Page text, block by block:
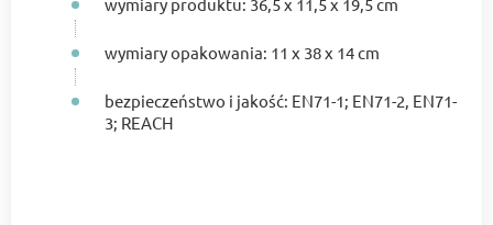
wymiary produktu: 36,5 x 11,5 x 19,5 cm
wymiary opakowania: 11 x 38 x 14 cm
bezpieczeństwo i jakość: EN71-1; EN71-2, EN71-
3; REACH